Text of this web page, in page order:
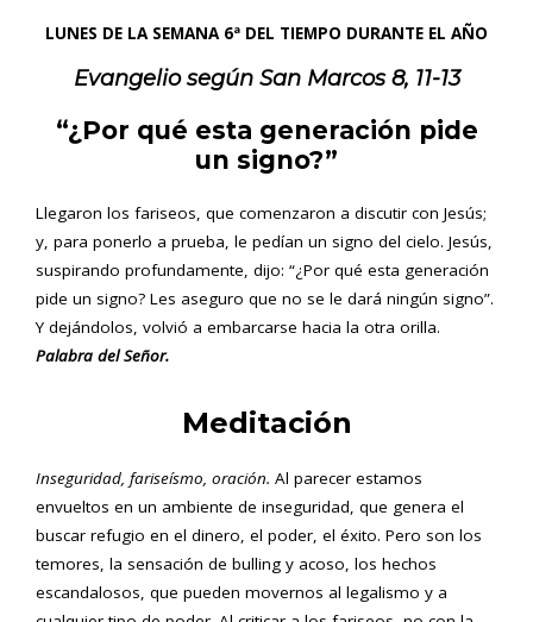
LUNES DE LA SEMANA 6ª DEL TIEMPO DURANTE EL AÑO
Evangelio según San Marcos8, 11-13
“¿Por qué esta generación pide
un signo?”
Llegaron los fariseos, que comenzaron a discutir con Jesús;
y, para ponerlo a prueba, le pedían un signo del cielo. Jesús,
suspirando profundamente, dijo: “¿Por qué esta generación
pide un signo? Les aseguro que no se le dará ningún signo”.
Y dejándolos, volvió a embarcarse hacia la otra orilla.
Palabra del Señor.
Meditación
Inseguridad, fariseísmo, oración. Al parecer estamos
envueltos en un ambiente de inseguridad, que genera el
buscar refugio en el dinero, el poder, el éxito. Pero son los
temores, la sensación de bulling y acoso, los hechos
escandalosos, que pueden movernos al legalismo y a